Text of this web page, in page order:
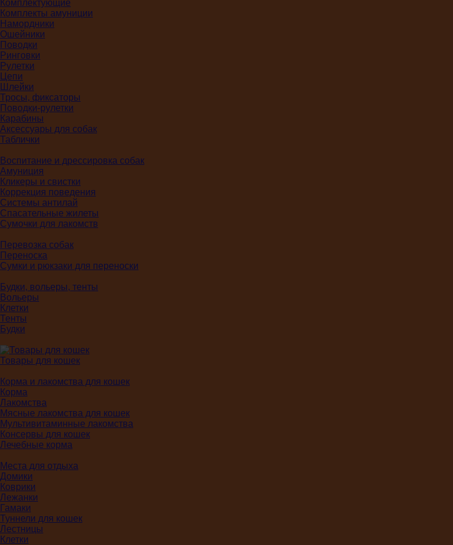
Комплектующие
Комплекты амуниции
Намордники
Ошейники
Поводки
Ринговки
Рулетки
Цепи
Шлейки
Тросы, фиксаторы
Поводки-рулетки
Карабины
Аксессуары для собак
Таблички
Воспитание и дрессировка собак
Амуниция
Кликеры и свистки
Коррекция поведения
Системы антилай
Спасательные жилеты
Сумочки для лакомств
Перевозка собак
Переноска
Сумки и рюкзаки для переноски
Будки, вольеры, тенты
Вольеры
Клетки
Тенты
Будки
Товары для кошек
Корма и лакомства для кошек
Корма
Лакомства
Мясные лакомства для кошек
Мультивитаминные лакомства
Консервы для кошек
Лечебные корма
Места для отдыха
Домики
Коврики
Лежанки
Гамаки
Туннели для кошек
Лестницы
Клетки